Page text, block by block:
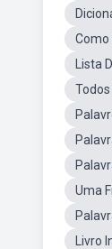
Como
Lista
Uma
Livro